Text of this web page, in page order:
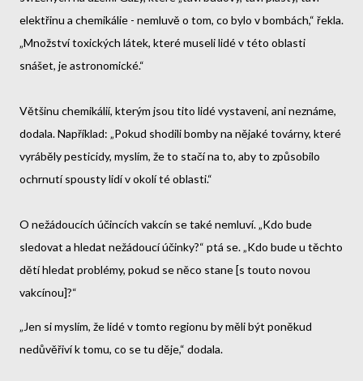
elektřinu a chemikálie - nemluvě o tom, co bylo v bombách,“ řekla.
„Množství toxických látek, které museli lidé v této oblasti
snášet, je astronomické.“
Většinu chemikálií, kterým jsou tito lidé vystaveni, ani neznáme,
dodala. Například: „Pokud shodili bomby na nějaké továrny, které
vyráběly pesticidy, myslím, že to stačí na to, aby to způsobilo
ochrnutí spousty lidí v okolí té oblasti.“
O nežádoucích účincích vakcín se také nemluví. „Kdo bude
sledovat a hledat nežádoucí účinky?“ ptá se. „Kdo bude u těchto
dětí hledat problémy, pokud se něco stane [s touto novou
vakcínou]?“
„Jen si myslím, že lidé v tomto regionu by měli být poněkud
nedůvěřiví k tomu, co se tu děje,“ dodala.